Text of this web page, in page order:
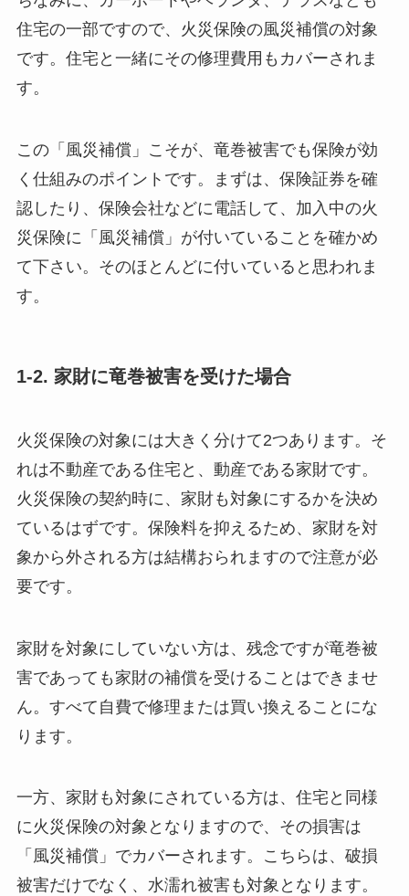
住宅の一部ですので、火災保険の風災補償の対象
です。住宅と一緒にその修理費用もカバーされま
す。
この「風災補償」こそが、竜巻被害でも保険が効
く仕組みのポイントです。まずは、保険証券を確
認したり、保険会社などに電話して、加入中の火
災保険に「風災補償」が付いていることを確かめ
て下さい。そのほとんどに付いていると思われま
す。
1-2. 家財に竜巻被害を受けた場合
火災保険の対象には大きく分けて2つあります。そ
れは不動産である住宅と、動産である家財です。
火災保険の契約時に、家財も対象にするかを決め
ているはずです。保険料を抑えるため、家財を対
象から外される方は結構おられますので注意が必
要です。
家財を対象にしていない方は、残念ですが竜巻被
害であっても家財の補償を受けることはできませ
ん。すべて自費で修理または買い換えることにな
ります。
一方、家財も対象にされている方は、住宅と同様
に火災保険の対象となりますので、その損害は
「風災補償」でカバーされます。こちらは、破損
被害だけでなく、水濡れ被害も対象となります。